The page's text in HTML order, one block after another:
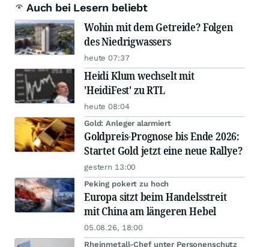
Auch bei Lesern beliebt
Wohin mit dem Getreide? Folgen
des Niedrigwassers
heute 07:37
Heidi Klum wechselt mit
'HeidiFest' zu RTL
heute 08:04
Gold: Anleger alarmiert
Goldpreis-Prognose bis Ende 2026:
Startet Gold jetzt eine neue Rallye?
gestern 13:00
Peking pokert zu hoch
Europa sitzt beim Handelsstreit
mit China am längeren Hebel
05.08.26, 18:00
Rheinmetall-Chef unter Personenschutz